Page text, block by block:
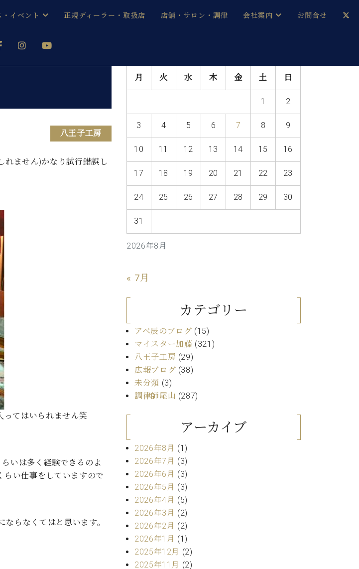
ンス
ュタイン コンサート
プライトピアノ
・イベント
会員登録ご案内
・メディア情報)
ン
イベント
正規ディーラー・取扱店 店舗・サロン・調律
本社：八王子・技術営業センター
スタッフご挨拶
技術者紹介
会社案内
採用情報
ベヒシュタイン・サロン会員
ベヒシュタイン・ジャパンブログ
お問合せ
八王子工房
れません)かなり試行錯誤し
ってはいられません笑
いは多く経験できるのよ
らい仕事をしていますので
らなくてはと思います。
2026年8月
月 火 水 木 金 土 日
1 2
3 4 5 6 7 8 9
10 11 12 13 14 15 16
17 18 19 20 21 22 23
24 25 26 27 28 29 30
31
« 7月
カテゴリー
アベ辰のブログ (15)
マイスター加藤 (321)
八王子工房 (29)
広報ブログ (38)
未分類 (3)
調律師尾山 (287)
アーカイブ
2026年8月 (1)
2026年7月 (3)
2026年6月 (3)
2026年5月 (3)
2026年4月 (5)
2026年3月 (2)
2026年2月 (2)
2026年1月 (1)
2025年12月 (2)
2025年11月 (2)